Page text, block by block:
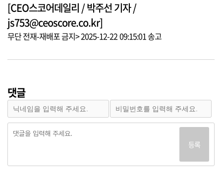
[CEO스코어데일리 / 박주선 기자 /
js753@ceoscore.co.kr]
무단 전재-재배포 금지> 2025-12-22 09:15:01 송고
댓글
등록